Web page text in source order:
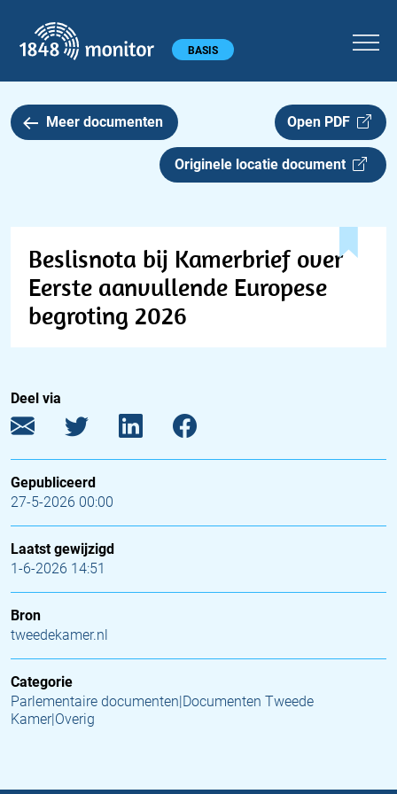
Hoofdmenu BASIS
Meer documenten Open PDF
Originele locatie document
Beslisnota bij Kamerbrief over
Eerste aanvullende Europese
begroting 2026
Deel via
Gepubliceerd
27-5-2026 00:00
Laatst gewijzigd
1-6-2026 14:51
Bron
tweedekamer.nl
Categorie
Parlementaire documenten|Documenten Tweede
Kamer|Overig